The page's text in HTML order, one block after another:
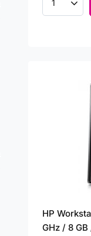
Ilość
HP
GHz / 8